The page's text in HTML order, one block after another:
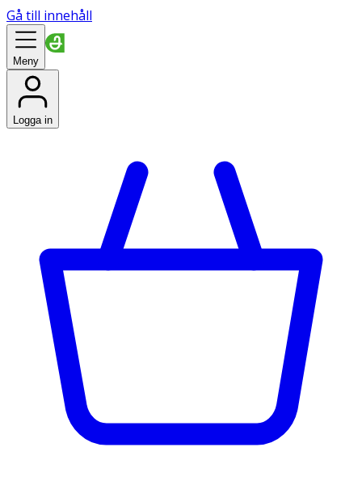
Gå till innehåll
Meny
Logga in